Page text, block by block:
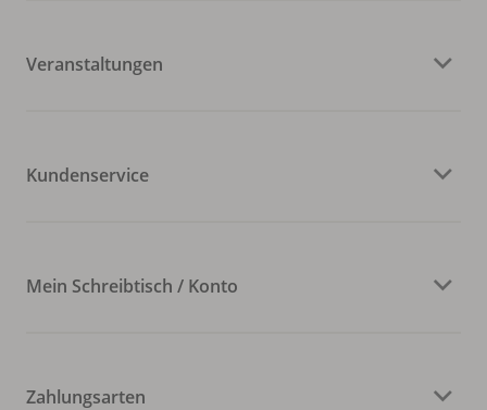
Veranstaltungen
Kundenservice
Mein Schreibtisch / Konto
Zahlungsarten